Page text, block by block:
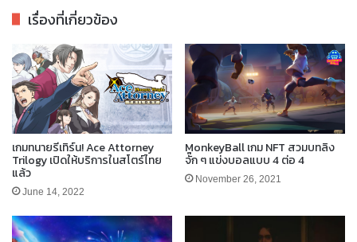
เรื่องที่เกี่ยวข้อง
เกมทนายรีเทิร์น! Ace Attorney
Trilogy เปิดให้บริการในสโตร์ไทย
แล้ว
June 14, 2022
MonkeyBall เกม NFT สวมบทลิง
จั๊ก ๆ แข่งบอลแบบ 4 ต่อ 4
November 26, 2021